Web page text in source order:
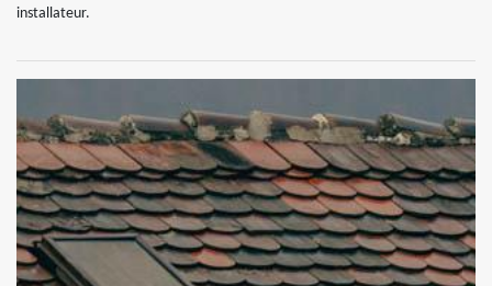
installateur.